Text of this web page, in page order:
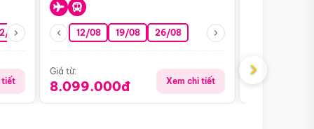
08 26/08 05/09 09/09 12/09
tiết
12/08 19/08 26/08
Giá từ:
8.099.000đ Xem chi tiết
Giá từ:
›